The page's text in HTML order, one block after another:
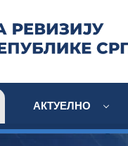
АКТУЕЛНО